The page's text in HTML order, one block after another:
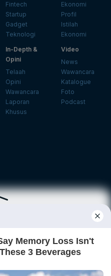
Fintech
Startup
Gadget
Teknologi
Ekonomi
Profil
Istilah
Ekonomi
In-Depth &
Opini
Telaah
Opini
Wawancara
Laporan
Khusus
Video
News
Wawancara
Katalogue
Foto
Podcast
Daftar